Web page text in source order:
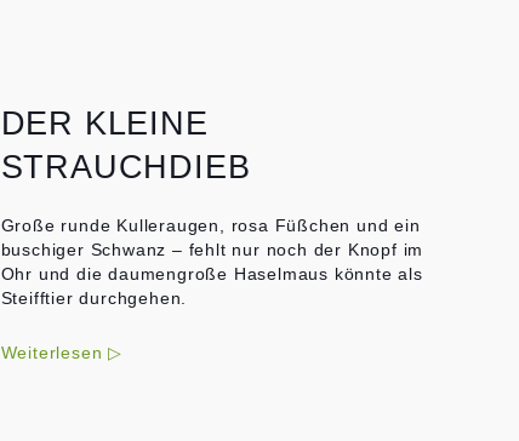
DER KLEINE
STRAUCHDIEB
Große runde Kulleraugen, rosa Füßchen und ein
buschiger Schwanz – fehlt nur noch der Knopf im
Ohr und die daumengroße Haselmaus könnte als
Steifftier durchgehen.
Weiterlesen ▷